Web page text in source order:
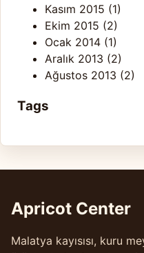
Kasım 2015 (1)
Ekim 2015 (2)
Ocak 2014 (1)
Aralık 2013 (2)
Ağustos 2013 (2)
Tags
Apricot Center
Malatya kayısısı, kuru